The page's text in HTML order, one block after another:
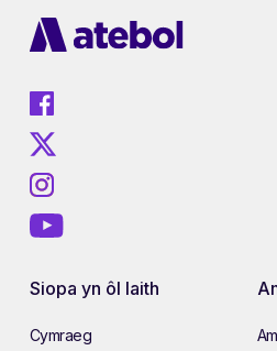
Siopa yn ôl Iaith
Cymraeg